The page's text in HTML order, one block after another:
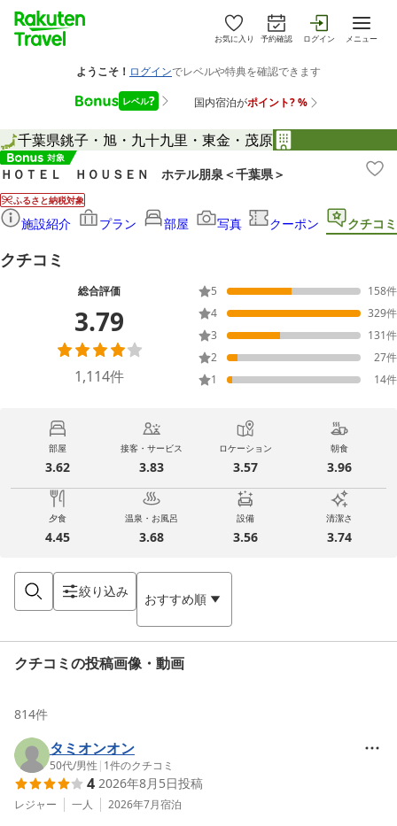
お気に入り 予約確認 ログイン メニュー
千葉県銚子・旭・九十九里・東金・茂原
ＨＯＴＥＬ ＨＯＵＳＥＮ ホテル朋泉＜千葉県＞
ふるさと納税対象
施設紹介 プラン 部屋 写真 クーポン クチコミ
クチコミ
総合評価
3.79
1,114件
5 158件
4
329件
3
131件
2
27件
1
14件
部屋
3.62
接客・サービス
3.83
ロケーション
3.57
朝食
3.96
夕食
4.45
温泉・お風呂
3.68
設備
3.56
清潔さ
3.74
絞り込み おすすめ順
クチコミの投稿画像・動画
814件
タミオンオン
50代/男性 | 1件のクチコミ
4 2026年8月5日投稿
レジャー 一人 2026年7月宿泊